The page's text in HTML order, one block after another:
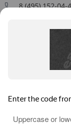
8 (495) 152-04-
109544, г.
Пн-Пт: 9:00 -
Публичная оферта